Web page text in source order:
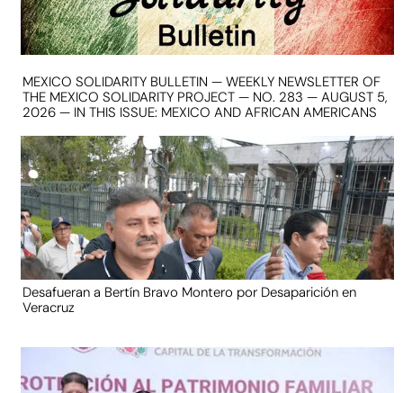
MEXICO SOLIDARITY BULLETIN — WEEKLY NEWSLETTER OF
THE MEXICO SOLIDARITY PROJECT — NO. 283 — AUGUST 5,
2026 — IN THIS ISSUE: MEXICO AND AFRICAN AMERICANS
Desafueran a Bertín Bravo Montero por Desaparición en
Veracruz